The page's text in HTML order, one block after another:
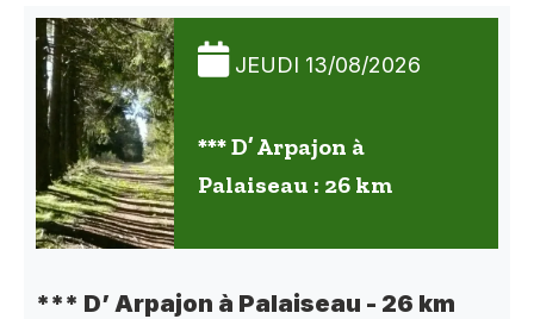
JEUDI 13/08/2026
*** D’ Arpajon à
Palaiseau : 26 km
*** D’ Arpajon à Palaiseau - 26 km